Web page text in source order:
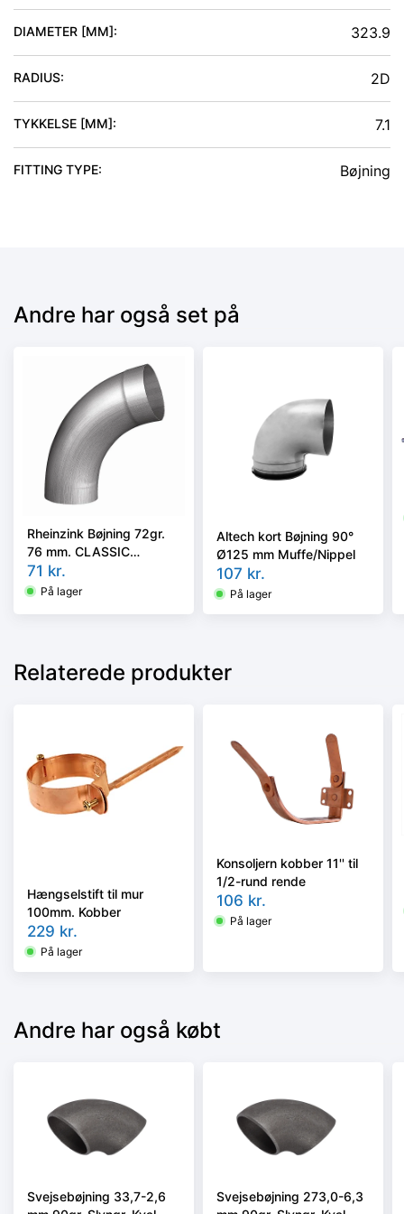
DIAMETER [MM]: 323.9
RADIUS: 2D
TYKKELSE [MM]: 7.1
FITTING TYPE: Bøjning
Andre har også set på
Rheinzink Bøjning 72gr.
76 mm. CLASSIC
walzblank - Tages ikke
retur -
71 kr.
På lager
Altech kort Bøjning 90°
Ø125 mm Muffe/Nippel
107 kr.
På lager
Relaterede produkter
Hængselstift til mur
100mm. Kobber
229 kr.
På lager
Konsoljern kobber 11'' til
1/2-rund rende
106 kr.
På lager
Andre har også købt
Svejsebøjning 33,7-2,6
Svejsebøjning 273,0-6,3